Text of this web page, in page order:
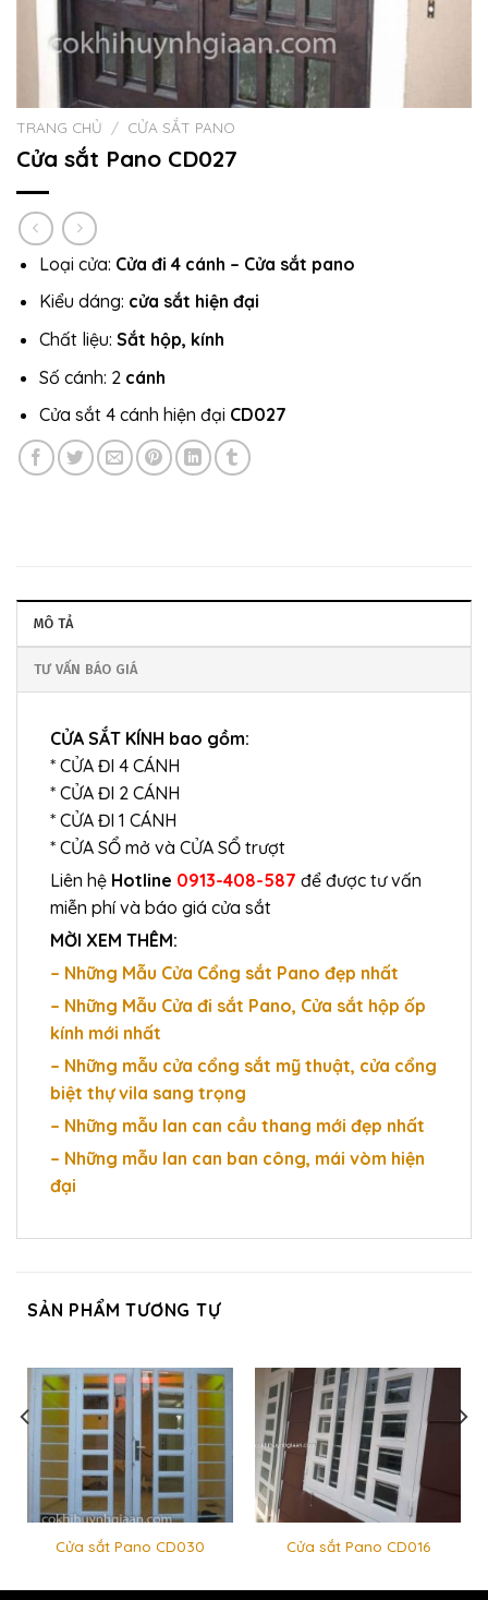
TRANG CHỦ / CỬA SẮT PANO
Cửa sắt Pano CD027
Loại cửa: Cửa đi 4 cánh – Cửa sắt pano
Kiểu dáng: cửa sắt hiện đại
Chất liệu: Sắt hộp, kính
Số cánh: 2 cánh
Cửa sắt 4 cánh hiện đại CD027
MÔ TẢ
TƯ VẤN BÁO GIÁ
CỬA SẮT KÍNH bao gồm:
* CỬA ĐI 4 CÁNH
* CỬA ĐI 2 CÁNH
* CỬA ĐI 1 CÁNH
* CỬA SỔ mở và CỬA SỔ trượt
Liên hệ Hotline 0913-408-587 để được tư vấn
miễn phí và báo giá cửa sắt
MỜI XEM THÊM:
– Những Mẫu Cửa Cổng sắt Pano đẹp nhất
– Những Mẫu Cửa đi sắt Pano, Cửa sắt hộp ốp
kính mới nhất
– Những mẫu cửa cổng sắt mỹ thuật, cửa cổng
biệt thự vila sang trọng
– Những mẫu lan can cầu thang mới đẹp nhất
– Những mẫu lan can ban công, mái vòm hiện
đại
SẢN PHẨM TƯƠNG TỰ
Cửa sắt Pano CD030 Cửa sắt Pano CD016